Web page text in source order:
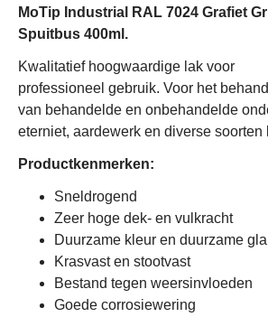
MoTip Industrial RAL 7024 Grafiet
Spuitbus 400ml.
Kwalitatief hoogwaardige lak voor
professioneel gebruik. Voor het
van behandelde en onbehandelde
eterniet, aardewerk en diverse soorten
Productkenmerken:
Sneldrogend
Zeer hoge dek- en vulkracht
Duurzame kleur en duurzame
Krasvast en stootvast
Bestand tegen weersinvloeden
Goede corrosiewering